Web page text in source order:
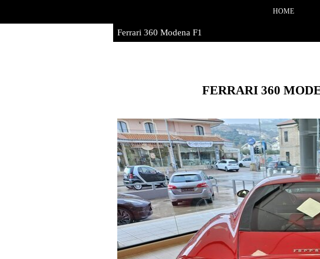
HOME
Ferrari 360 Modena F1
FERRARI 360